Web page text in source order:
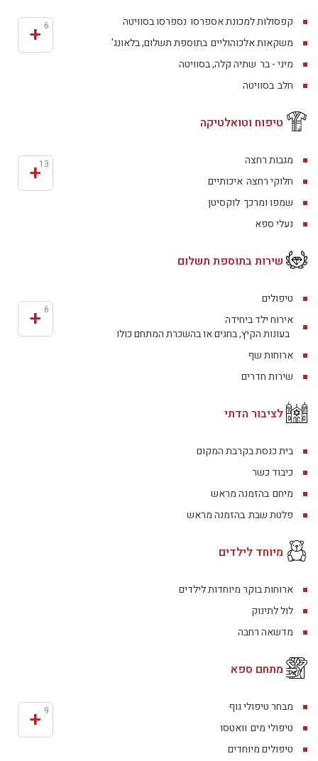
קפסולות למכונת אספרסו נספרסו בסוויטה
משקאות אלכוהוליים בתוספת תשלום, בלאונג'
מיני - בר שתיה קלה, בסוויטה
חלב בסוויטה
+ 6
טיפוח וטואלטיקה
מגבות רחצה
חלוקי רחצה איכותיים
שמפו ומרכך לוקסיטן
נעלי ספא
+13
שירות בתוספת תשלום
טיפולים
אירוח ילד ביחידה
בעונות הקיץ, בחגים או בהשכרת המתחם כולו
ארוחות שף
שירות חדרים
+ 6
לציבור הדתי
בית כנסת בקרבת המקום
כיבוד כשר
מיחם בהזמנה מראש
פלטת שבת בהזמנה מראש
מיוחד לילדים
ארוחות בוקר מיוחדות לילדים
לול לתינוק
מדשאה רחבה
מתחם ספא
מבחר טיפולי גוף
טיפולי מים וואטסו
טיפולים מיוחדים
+ 9